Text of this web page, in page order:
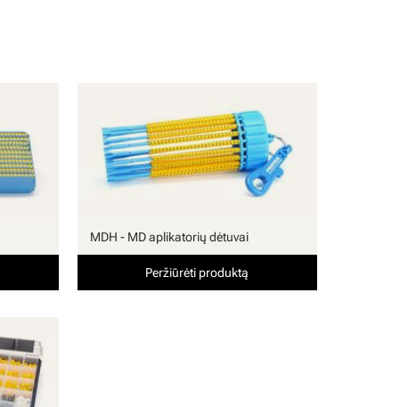
MDH - MD aplikatorių dėtuvai
Peržiūrėti produktą